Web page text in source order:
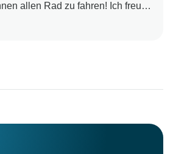
allen Rad zu fahren! Ich freue